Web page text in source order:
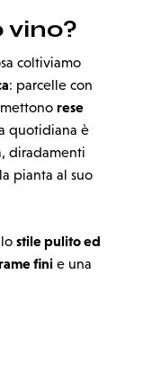
vino?
coltiviamo
: parcelle con
rese
quotidiana è
diradamenti
pianta al suo
stile pulito ed
fini e una